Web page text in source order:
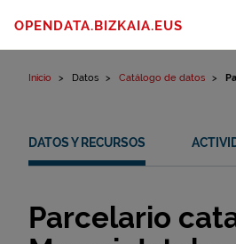
OPENDATA.BIZKAIA.EUS
Inicio Datos Catálogo de datos
DATOS Y RECURSOS
Parcelario